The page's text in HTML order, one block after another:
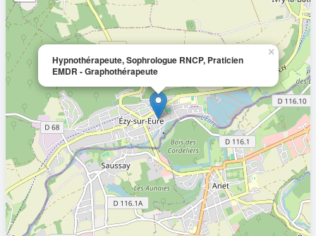
Hypnothérapeute, Sophrologue RNCP, Praticien
EMDR - Graphothérapeute
×